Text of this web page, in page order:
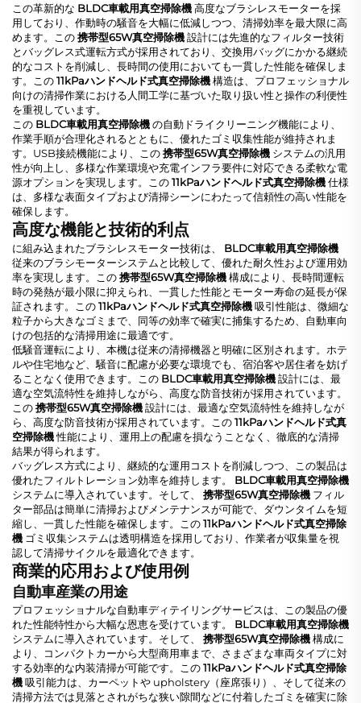
この革新的な BLDC車載用真空掃除機高度なブラシレスモーターを採
用しており、作動時の騒音を大幅に低減しつつ、清掃効率を最大限に高
めます。この携帯型65W真空掃除機設計には先進的なフィルター技術
とバッグレス式運転方式が採用されており、交換用バッグにかかる継続
的なコストを削減し、長時間の使用においても一貫した性能を確保しま
す。この11kPaハンドヘルド式真空掃除機構造は、プロフェッショナル
向けの清掃作業における人間工学に基づいた取り扱い性と操作の利便性
を重視しています。
この BLDC車載用真空掃除機の自動ドライクリーニング機能により、
作業手順が合理化されるとともに、優れたゴミ収集性能が維持されま
す。USB接続機能により、この携帯型65W真空掃除機 システムの汎用
性が向上し、多様な作業環境や充電インフラ要件に対応できる柔軟な電
源オプションを実現します。この11kPaハンドヘルド式真空掃除機仕様
は、多様な表面タイプおよび清掃シーンにわたって信頼性の高い性能を
確保します。
高度な機能と技術的利点
に組み込まれたブラシレスモーター技術は、 BLDC車載用真空掃除機
従来のブラシモーターシステムと比較して、優れた耐久性および運用効
率を実現します。この携帯型65W真空掃除機構成により、長時間運転
時の発熱が最小限に抑えられ、一貫した性能とモーター寿命の延長が保
証されます。この11kPaハンドヘルド式真空掃除機吸引性能は、微細な
粒子から大きなゴミまで、同等の効率で確実に捕集するため、自動車向
けの包括的な清掃用途に最適です。
低騒音運転により、本機は従来の清掃機器と明確に区別されます。ホテ
ルや住宅地など、騒音に配慮が必要な環境でも、宿泊客や居住者を妨げ
ることなく使用できます。この BLDC車載用真空掃除機設計には、最
適な空気流特性を維持しながら、高度な防音技術が採用されています。
この携帯型65W真空掃除機設計には、最適な空気流特性を維持しなが
ら、高度な防音技術が採用されています。この11kPaハンドヘルド式真
空掃除機性能により、運用上の配慮を損なうことなく、徹底的な清掃
結果が得られます。
バッグレス方式により、継続的な運用コストを削減しつつ、この製品は
優れたフィルトレーション効率を維持します。 BLDC車載用真空掃除機
システムに導入されています。そして、 携帯型65W真空掃除機 フィル
ター部品は簡単に清掃およびメンテナンスが可能で、ダウンタイムを短
縮し、一貫した性能を確保します。この11kPaハンドヘルド式真空掃除
機 ゴミ収集システムは透明構造を採用しており、作業者が収集量を視
認して清掃サイクルを最適化できます。
商業的応用および使用例
自動車産業の用途
プロフェッショナルな自動車ディテイリングサービスは、この製品の優
れた性能特性から大幅な恩恵を受けています。 BLDC車載用真空掃除機
システムに導入されています。そして、 携帯型65W真空掃除機構成に
より、コンパクトカーから大型商用車まで、さまざまな車両タイプに対
する効率的な内装清掃が可能です。この11kPaハンドヘルド式真空掃除
機吸引能力は、カーペットや upholstery（座席張り）、そして従来の
清掃方法では見落とされがちな狭い隙間などに付着したゴミを確実に除